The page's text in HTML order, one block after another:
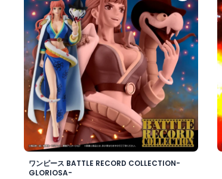
ワンピース BATTLE RECORD COLLECTION-
GLORIOSA-